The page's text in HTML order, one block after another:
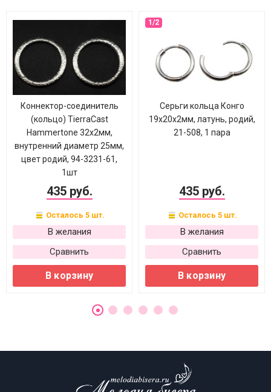
Коннектор-соединитель
(кольцо) TierraCast
Hammertone 32х2мм,
внутренний диаметр 25мм,
цвет родий, 94-3231-61,
1шт
435 руб.
Осталось 5 шт.
В желания
Сравнить
В корзину
Серьги кольца Конго
19х20х2мм, латунь, родий,
21-508, 1 пара
435 руб.
Осталось 5 шт.
В желания
Сравнить
В корзину